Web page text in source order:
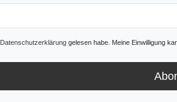
Daten­schutz­erklärunggelesen habe. Meine Einwilligung